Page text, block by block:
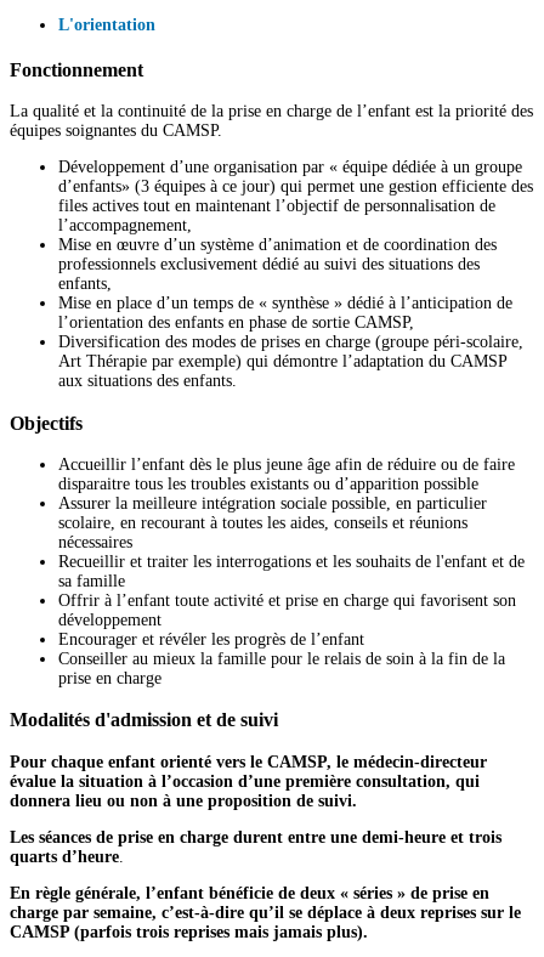
L'orientation
Fonctionnement
La qualité et la continuité de la prise en charge de l’enfant est la priorité des
équipes soignantes du CAMSP.
Développement d’une organisation par « équipe dédiée à un groupe
d’enfants» (3 équipes à ce jour) qui permet une gestion efficiente des
files actives tout en maintenant l’objectif de personnalisation de
l’accompagnement,
Mise en œuvre d’un système d’animation et de coordination des
professionnels exclusivement dédié au suivi des situations des
enfants,
Mise en place d’un temps de « synthèse » dédié à l’anticipation de
l’orientation des enfants en phase de sortie CAMSP,
Diversification des modes de prises en charge (groupe péri-scolaire,
Art Thérapie par exemple) qui démontre l’adaptation du CAMSP
aux situations des enfants.
Objectifs
Accueillir l’enfant dès le plus jeune âge afin de réduire ou de faire
disparaitre tous les troubles existants ou d’apparition possible
Assurer la meilleure intégration sociale possible, en particulier
scolaire, en recourant à toutes les aides, conseils et réunions
nécessaires
Recueillir et traiter les interrogations et les souhaits de l'enfant et de
sa famille
Offrir à l’enfant toute activité et prise en charge qui favorisent son
développement
Encourager et révéler les progrès de l’enfant
Conseiller au mieux la famille pour le relais de soin à la fin de la
prise en charge
Modalités d'admission et de suivi
Pour chaque enfant orienté vers le CAMSP, le médecin-directeur
évalue la situation à l’occasion d’une première consultation, qui
donnera lieu ou non à une proposition de suivi.
Les séances de prise en charge durent entre une demi-heure et trois
quarts d’heure
En règle générale, l’enfant bénéficie de deux « séries » de prise en
charge par semaine, c’est-à-dire qu’il se déplace à deux reprises sur le
CAMSP (parfois trois reprises mais jamais plus).